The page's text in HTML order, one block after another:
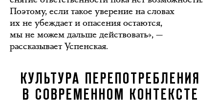
Поэтому, если такое уверение на словах
их не убеждает и опасения остаются,
мы не можем дальше действовать», —
рассказывает Успенская.
КУЛЬТУРА ПЕРЕПОТРЕБЛЕНИЯ
В СОВРЕМЕННОМ КОНТЕКСТЕ